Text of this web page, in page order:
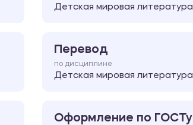
Детская мировая литература
Перевод
по дисциплине
Детская мировая литература
Оформление по ГОСТу